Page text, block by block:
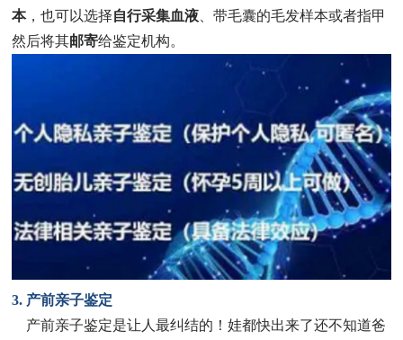
本，也可以选择自行采集血液 、带毛囊的毛发样本或者指甲
然后将其邮寄给鉴定机构。
3. 产前亲子鉴定
产前亲子鉴定是让人最纠结的！娃都快出来了还不知道爸